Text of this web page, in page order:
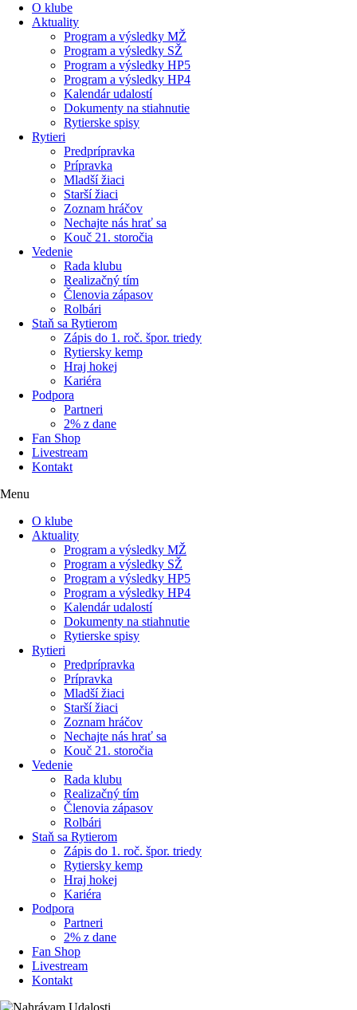
O klube
Aktuality
Program a výsledky MŽ
Program a výsledky SŽ
Program a výsledky HP5
Program a výsledky HP4
Kalendár udalostí
Dokumenty na stiahnutie
Rytierske spisy
Rytieri
Predprípravka
Prípravka
Mladší žiaci
Starší žiaci
Zoznam hráčov
Nechajte nás hrať sa
Kouč 21. storočia
Vedenie
Rada klubu
Realizačný tím
Členovia zápasov
Rolbári
Staň sa Rytierom
Zápis do 1. roč. špor. triedy
Rytiersky kemp
Hraj hokej
Kariéra
Podpora
Partneri
2% z dane
Fan Shop
Livestream
Kontakt
Menu
O klube
Aktuality
Program a výsledky MŽ
Program a výsledky SŽ
Program a výsledky HP5
Program a výsledky HP4
Kalendár udalostí
Dokumenty na stiahnutie
Rytierske spisy
Rytieri
Predprípravka
Prípravka
Mladší žiaci
Starší žiaci
Zoznam hráčov
Nechajte nás hrať sa
Kouč 21. storočia
Vedenie
Rada klubu
Realizačný tím
Členovia zápasov
Rolbári
Staň sa Rytierom
Zápis do 1. roč. špor. triedy
Rytiersky kemp
Hraj hokej
Kariéra
Podpora
Partneri
2% z dane
Fan Shop
Livestream
Kontakt